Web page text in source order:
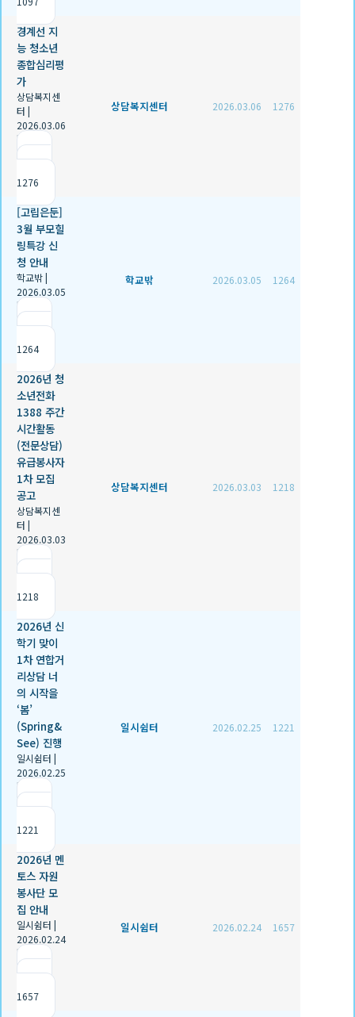
경계선 지
능 청소년
종합심리평
가
상담복지센
터 |
2026.03.06
|
1276
상담복지센터 2026.03.06 1276
[고립은둔]
3월 부모힐
링특강 신
청 안내
학교밖|
2026.03.05
|
1264
학교밖 2026.03.05 1264
2026년 청
소년전화
1388 주간
시간활동
(전문상담)
유급봉사자
1차 모집
공고
상담복지센
터 |
2026.03.03
|
1218
상담복지센터 2026.03.03 1218
2026년 신
학기 맞이
1차 연합거
리상담 너
의 시작을
‘봄’
(Spring&
See) 진행
일시쉼터 |
2026.02.25
|
1221
일시쉼터 2026.02.25 1221
2026년 멘
토스 자원
봉사단 모
집 안내
일시쉼터 |
2026.02.24
|
1657
일시쉼터 2026.02.24 1657